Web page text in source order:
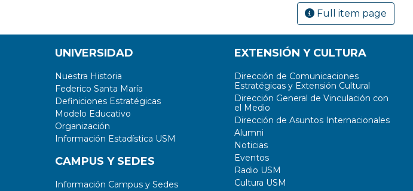
Full item page
UNIVERSIDAD
Nuestra Historia
Federico Santa María
Definiciones Estratégicas
Modelo Educativo
Organización
Información Estadística USM
CAMPUS Y SEDES
Información Campus y Sedes
EXTENSIÓN Y CULTURA
Dirección de Comunicaciones
Estratégicas y Extensión Cultural
Dirección General de Vinculación con
el Medio
Dirección de Asuntos Internacionales
Alumni
Noticias
Eventos
Radio USM
Cultura USM